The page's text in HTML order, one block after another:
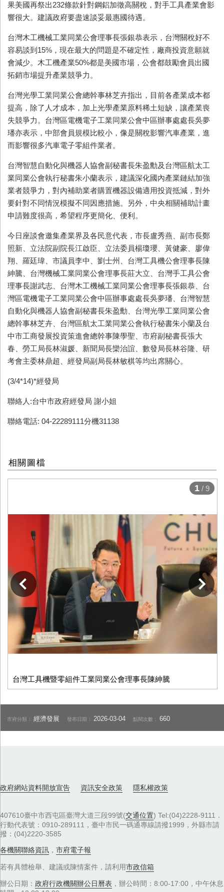
果美國再祭出232條款針對鋼鋁加徵高關稅，對手工具產業會影
響很大。建議政府要盡速談妥最惠國待遇。
台灣木工機械工業同業公會理事長張銀恭表示，台灣關稅好不
容易談到 15% ，現在最大的問題是不確定性，廠商投資意願就
會減少。木工機產業50%都是美國市場，公會都鼓勵會員出國
拓銷市場提升產業競爭力。
台灣光學工業同業公會總幹事林芝卉指出，目前各產業成本都
提高，除了人才成本，加上光學產業原料稀土短缺，讓產業喪
失競爭力。台灣區電機電子工業同業公會中區辦事處處長吳夢
璠亦表示，中部會員規模比較小，像是關稅影響汽車產業，進
而影響很多汽車電子零組件業者。
台灣智慧自動化與機器人協會副秘書長朱盈勳及台灣區航太工
業同業公會執行秘書朱小蘭表示，建議深化國內產業鏈結加強
業者競爭力，對內補助業者購置機器設備適用投資抵減，對外
要針對不同情況模擬不同因應措施。另外，中央相關補助計畫
申請難度很高，希望程序更簡化、便利。
今日座談會邀集產業界及各民意代表，市長盧秀燕、副市長鄭
照新、立法院副院長江啟臣、立法委員楊瓊瓔、黃健豪、廖偉
翔、羅廷瑋、市議員李中、劉士州、台灣工具機公會理事長陳
紳騰、台灣機械工業同業公會理事長莊大立、台灣手工具公會
理事長謝武志、台灣木工機械工業同業公會理事長張銀恭、台
灣區電機電子工業同業公會中區辦事處處長吳夢璠、台灣智慧
自動化與機器人協會副秘書長朱盈勳、台灣光學工業同業公會
總幹事林芝卉、台灣區航太工業同業公會執行秘書朱小蘭及台
中市工商發展投資策進會總幹事陳學聖、市府副秘書長張大
春、勞工局長林淑媛、新聞局長欒治誼、數發局長林谷隆、研
考會主委林鼎超、經發局副局長林敏棋等均出席關心。
(3/4*14)*經發局
聯絡人:台中市政府經發局 謝小姐
聯絡電話: 04-22289111分機31138
相關圖檔
台灣工具機暨零組件工業同業公會理事長陳紳騰
下一張
1 / 9
市府分類：經濟發展 發布日期： 2026-03-04 點閱次數：660
政府網站資料開放宣告 資訊安全政策 隱私權政策
407610臺中市西屯區臺灣大道三段99號(交通位置) Tel:(04)2228-9111．
行動代表號：0910-289111，臺中市民一碼通專線請撥1999，外縣市請
撥：(04)2220-3585
各機關聯絡資訊 ， 市府電子報
若有具體檢舉、建議或陳情案件，請利用市政信箱
辦公日期： 政府行政機關辦公日曆表 ，辦公時間：8:00-17:00，中午休息